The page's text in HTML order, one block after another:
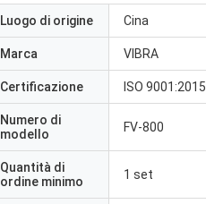
Luogo di origine Cina
Marca VIBRA
Certificazione ISO 9001:2015
Numero di
modello
FV-800
Quantità di
ordine minimo
1 set